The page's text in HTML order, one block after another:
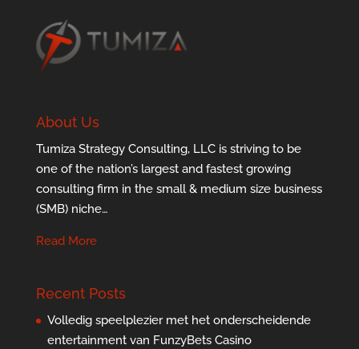
About Us
Tumiza Strategy Consulting, LLC is striving to be
one of the nation’s largest and fastest growing
consulting firm in the small & medium size business
(SMB) niche…
Read More
Recent Posts
Volledig speelplezier met het onderscheidende
entertainment van FunzyBets Casino